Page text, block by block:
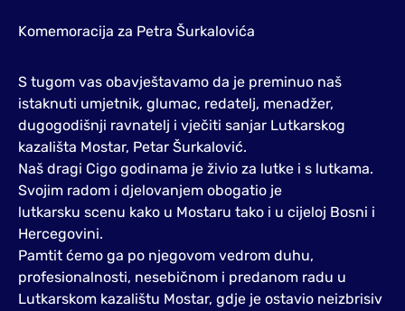
Komemoracija za Petra Šurkalovića
S tugom vas obavještavamo da je preminuo naš
istaknuti umjetnik, glumac, redatelj, menadžer,
dugogodišnji ravnatelj i vječiti sanjar Lutkarskog
kazališta Mostar, Petar Šurkalović.
Naš dragi Cigo godinama je živio za lutke i s lutkama.
Svojim radom i djelovanjem obogatio je
lutkarsku scenu kako u Mostaru tako i u cijeloj Bosni i
Hercegovini.
Pamtit ćemo ga po njegovom vedrom duhu,
profesionalnosti, nesebičnom i predanom radu u
Lutkarskom kazalištu Mostar, gdje je ostavio neizbrisiv